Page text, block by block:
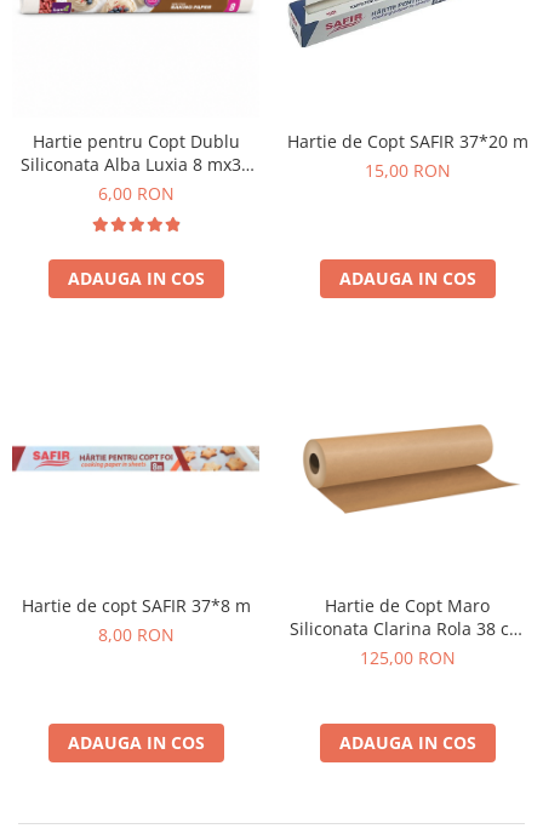
Solutii curatare mobila
Ingrijire Par
Ingrijire corp
Ingrijire maini
Ingrijire picioare
Ingrijire Urechi
Îngrijire Ten
Make-up
Produse incontinenta
Servetele Umede
Hartie pentru Copt Dublu
Siliconata Alba Luxia 8 mx38
cm
6,00 RON
ADAUGA IN COS
Hartie de Copt SAFIR 37*20 m
15,00 RON
ADAUGA IN COS
Hartie de copt SAFIR 37*8 m
8,00 RON
ADAUGA IN COS
Hartie de Copt Maro
Siliconata Clarina Rola 38 cm
3 kg
125,00 RON
ADAUGA IN COS